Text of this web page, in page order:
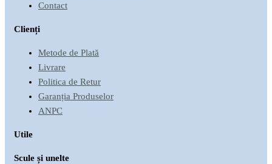
Contact
Clienți
Metode de Plată
Livrare
Politica de Retur
Garanția Produselor
ANPC
Utile
Scule și unelte